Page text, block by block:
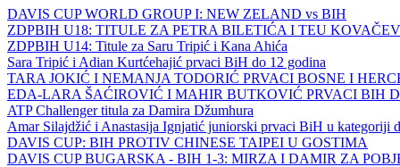
DAVIS CUP WORLD GROUP I: NEW ZELAND vs BIH
ZDPBIH U18: TITULE ZA PETRA BILETIĆA I TEU
ZDPBIH U14: Titule za Saru Tripić i Kana Ahića
Sara Tripić i Adian Kurtćehajić prvaci BiH do 12 godina
TARA JOKIĆ I NEMANJA TODORIĆ PRVACI BOSNE I
EDA-LARA ŠAĆIROVIĆ I MAHIR BUTKOVIĆ PRVACI BIH
ATP Challenger titula za Damira Džumhura
Amar Silajdžić i Anastasija Ignjatić juniorski prvaci BiH u kategoriji
DAVIS CUP: BIH PROTIV CHINESE TAIPEI U GOSTIMA
DAVIS CUP BUGARSKA - BIH 1-3: MIRZA I DAMIR ZA